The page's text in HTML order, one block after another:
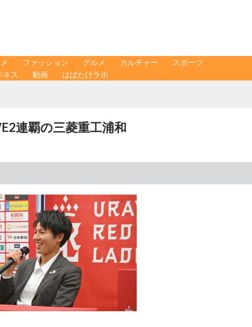
ファッション グルメ カルチャー
スポーツ
ネス 動画 はばたけラボ
連覇の三菱重工浦和